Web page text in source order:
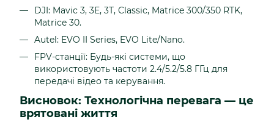
DJI: Mavic 3, 3E, 3T, Classic, Matrice 300/350 RTK,
Matrice 30.
Autel: EVO II Series, EVO Lite/Nano.
FPV-станції: Будь-які системи, що
використовують частоти 2.4/5.2/5.8 ГГц для
передачі відео та керування.
Висновок: Технологічна перевага — це
врятовані життя